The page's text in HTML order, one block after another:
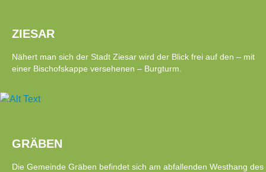
ZIESAR
Nähert man sich der Stadt Ziesar wird der Blick frei auf den – mit
einer Bischofskappe versehenen – Burgturm.
GRÄBEN
Die Gemeinde Gräben befindet sich am abfallenden Westhang des